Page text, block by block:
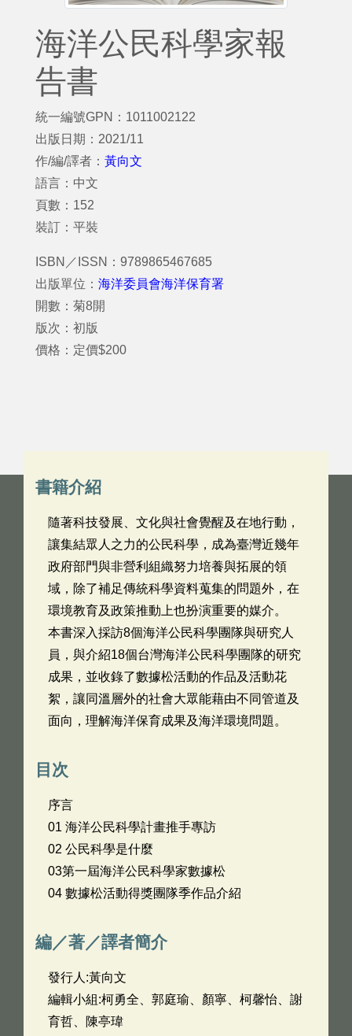
海洋公民科學家報
告書
統一編號GPN：1011002122
出版日期：2021/11
作/編/譯者： 黃向文
語言：中文
頁數：152
裝訂：平裝
ISBN／ISSN：9789865467685
出版單位： 海洋委員會海洋保育署
開數：菊8開
版次：初版
價格：定價$200
書籍介紹
隨著科技發展、文化與社會覺醒及在地行動，
讓集結眾人之力的公民科學，成為臺灣近幾年
政府部門與非營利組織努力培養與拓展的領
域，除了補足傳統科學資料蒐集的問題外，在
環境教育及政策推動上也扮演重要的媒介。
本書深入採訪8個海洋公民科學團隊與研究人
員，與介紹18個台灣海洋公民科學團隊的研究
成果，並收錄了數據松活動的作品及活動花
絮，讓同溫層外的社會大眾能藉由不同管道及
面向，理解海洋保育成果及海洋環境問題。
目次
序言
01 海洋公民科學計畫推手專訪
02 公民科學是什麼
03第一屆海洋公民科學家數據松
04 數據松活動得獎團隊季作品介紹
編／著／譯者簡介
發行人:黃向文
編輯小組:柯勇全、郭庭瑜、顏寧、柯馨怡、謝
育哲、陳亭瑋